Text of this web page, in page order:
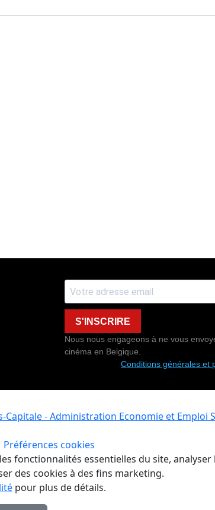
S'INSCRIRE
Nous nous engageons à ne vous
cinéma en Belgique.
Conditions générales et
Capitale - Administration Economie et Emploi
Préférences cookies
fonctionnalités essentielles du site,
des cookies à des fins marketing.
pour plus de détails.